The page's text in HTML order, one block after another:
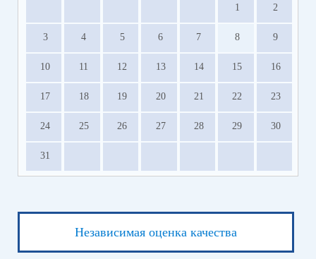
1 2
3 4 5 6 7 8 9
10 11 12 13 14 15 16
17 18 19 20 21 22 23
24 25 26 27 28 29 30
31
Независимая оценка качества